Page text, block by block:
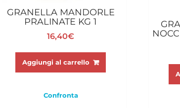
GRANELLA MANDORLE
PRALINATE KG 1
16,40€
Aggiungi al carrello
Confronta